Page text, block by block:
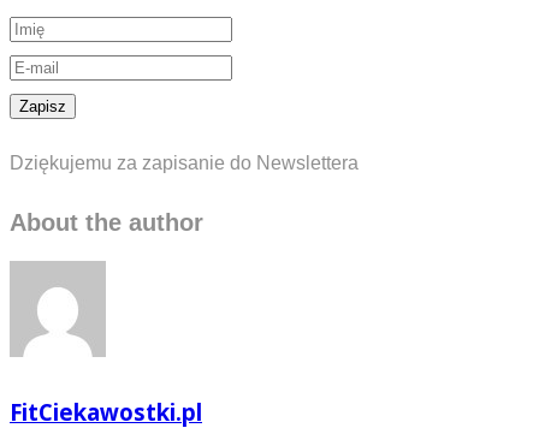
Dziękujemu za zapisanie do Newslettera
About the author
FitCiekawostki.pl